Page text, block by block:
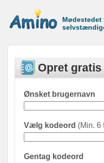
Opret
Ønsket brugernavn
Vælg kodeord (Min. 6
Gentag kodeord